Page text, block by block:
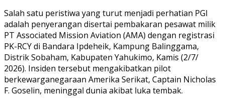
Salah satu peristiwa yang turut menjadi perhatian PGI
adalah penyerangan disertai pembakaran pesawat milik
PT Associated Mission Aviation (AMA) dengan registrasi
PK-RCY di Bandara Ipdeheik, Kampung Balinggama,
Distrik Sobaham, Kabupaten Yahukimo, Kamis (2/7/
2026). Insiden tersebut mengakibatkan pilot
berkewarganegaraan Amerika Serikat, Captain Nicholas
F. Goselin, meninggal dunia akibat luka tembak.